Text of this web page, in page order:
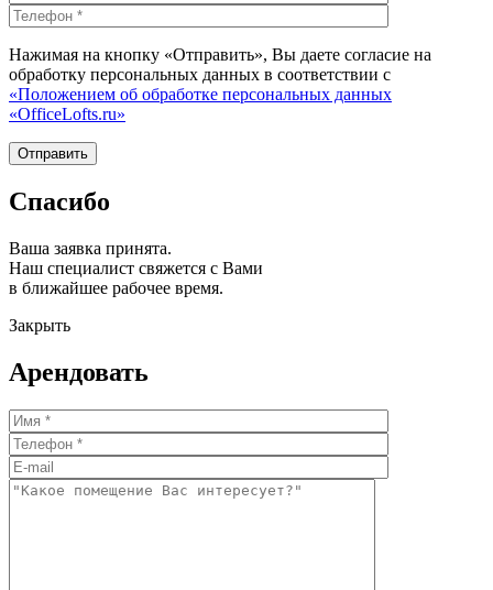
Нажимая на кнопку «Отправить», Вы даете согласие на
обработку персональных данных в соответствии с
«Положением об обработке персональных данных
«OfficeLofts.ru»
Спасибо
Ваша заявка принята.
Наш специалист свяжется с Вами
в ближайшее рабочее время.
Закрыть
Арендовать